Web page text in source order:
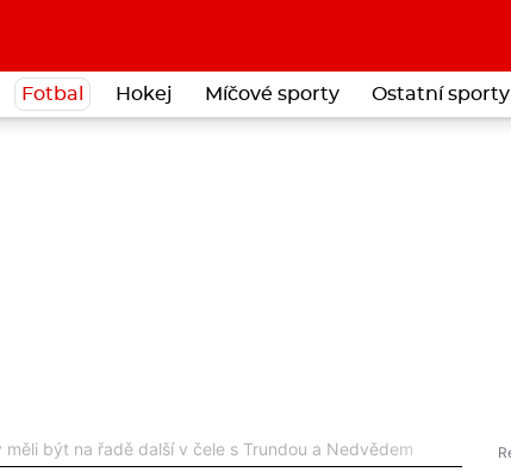
Fotbal Hokej Míčové sporty Ostatní sporty
měli být na řadě další v čele s Trundou a Nedvědem